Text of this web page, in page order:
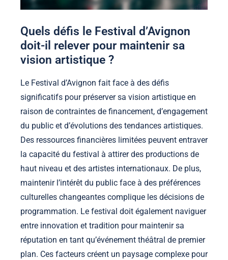
Quels défis le Festival d’Avignon
doit-il relever pour maintenir sa
vision artistique ?
Le Festival d’Avignon fait face à des défis
significatifs pour préserver sa vision artistique en
raison de contraintes de financement, d’engagement
du public et d’évolutions des tendances artistiques.
Des ressources financières limitées peuvent entraver
la capacité du festival à attirer des productions de
haut niveau et des artistes internationaux. De plus,
maintenir l’intérêt du public face à des préférences
culturelles changeantes complique les décisions de
programmation. Le festival doit également naviguer
entre innovation et tradition pour maintenir sa
réputation en tant qu’événement théâtral de premier
plan. Ces facteurs créent un paysage complexe pour